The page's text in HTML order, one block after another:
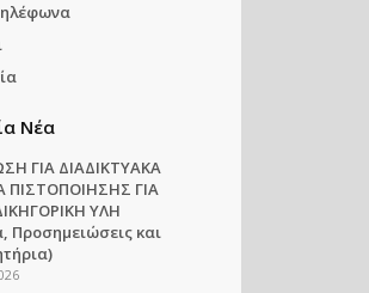
Νέα
ΓΙΑ ΔΙΑΔΙΚΤΥΑΚΑ
ΠΙΣΤΟΠΟΙΗΣΗΣ ΓΙΑ
ΥΛΗ
Προσημειώσεις και